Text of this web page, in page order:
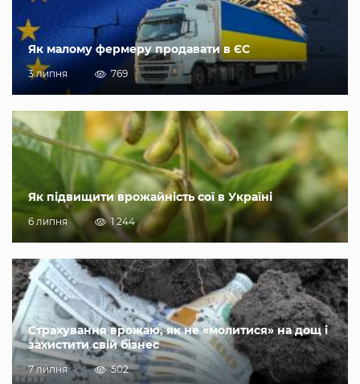
Як малому фермеру продавати в ЄС
3 липня 769
Як підвищити врожайність сої в Україні
6 липня 1 244
Страхування врожаю, як не «молитися» на дощ і
захистити свій бізнес
7 липня 502